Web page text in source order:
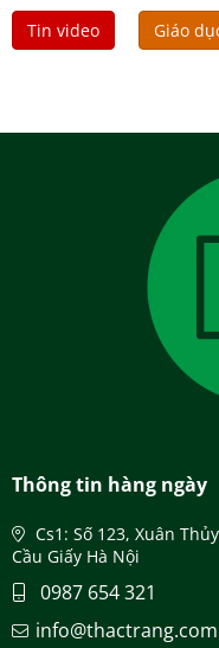
Tin video Giáo
Thông tin hàng ngày
Cs1: Số 123, Xuân
Cầu Giấy Hà Nội
0987 654 321
info@thactrang.com